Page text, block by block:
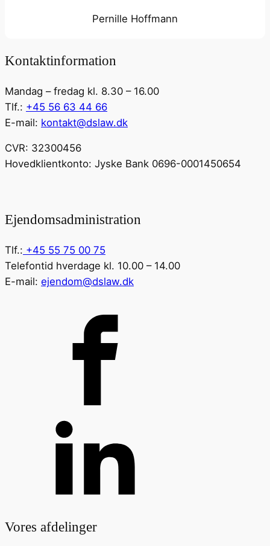
Pernille Hoffmann
Kontaktinformation
Mandag – fredag kl. 8.30 – 16.00
Tlf.: +45 56 63 44 66
E-mail: kontakt@dslaw.dk
CVR: 32300456
Hovedklientkonto: Jyske Bank 0696-0001450654
Ejendomsadministration
Tlf.: +45 55 75 00 75
Telefontid hverdage kl. 10.00 – 14.00
E-mail: ejendom@dslaw.dk
Vores afdelinger